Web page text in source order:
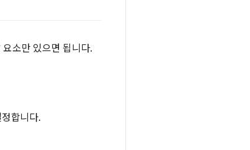
소만 있으면 됩니다.
합니다.